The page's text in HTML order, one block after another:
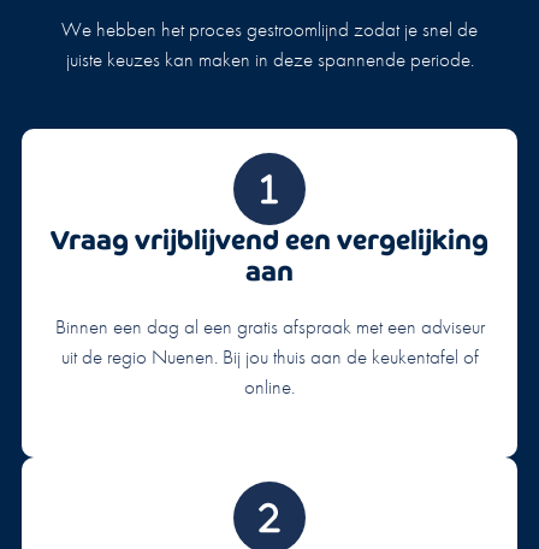
We hebben het proces gestroomlijnd zodat je snel de
juiste keuzes kan maken in deze spannende periode.
Vraag vrijblijvend een vergelijking
aan
Binnen een dag al een gratis afspraak met een adviseur
uit de regio Nuenen. Bij jou thuis aan de keukentafel of
online.